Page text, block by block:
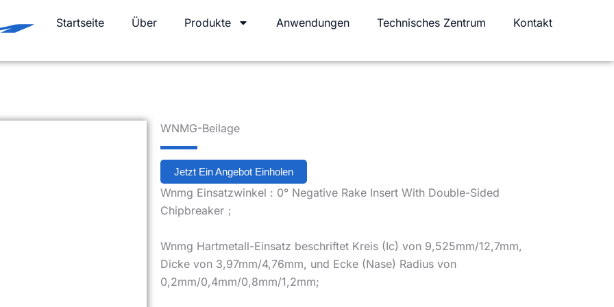
Startseite Über Produkte Anwendungen Technisches Zentrum Kontakt
WNMG-Beilage
Jetzt Ein Angebot Einholen
Wnmg Einsatzwinkel : 0° Negative Rake Insert With Double-Sided
Chipbreaker；
Wnmg Hartmetall-Einsatz beschriftet Kreis (Ic) von 9,525mm/12,7mm,
Dicke von 3,97mm/4,76mm, und Ecke (Nase) Radius von
0,2mm/0,4mm/0,8mm/1,2mm;